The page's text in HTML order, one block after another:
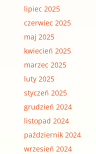
lipiec 2025
czerwiec 2025
maj 2025
kwiecień 2025
marzec 2025
luty 2025
styczeń 2025
grudzień 2024
listopad 2024
październik 2024
wrzesień 2024